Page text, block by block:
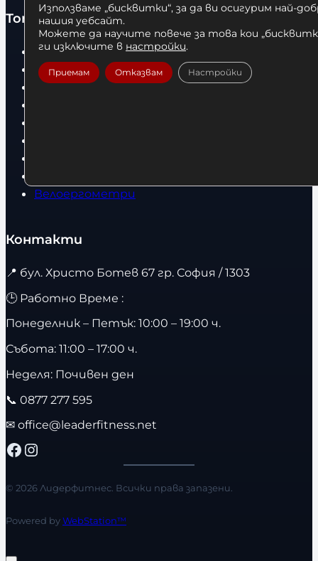
Топ категории
Бокс
Боксови чували
Боксови ръкавици
Велоергометри
Контакти
📍 бул. Христо Ботев 67 гр. София / 1303
🕒 Работно Време :
Понеделник – Петък: 10:00 – 19:00 ч.
Събота: 11:00 – 17:00 ч.
Неделя: Почивен ден
📞 0877 277 595
✉ office@leaderfitness.net
Facebook Instagram
© 2026 Лидерфитнес. Всички права запазени.
Powered byWebStation™
Използваме „бисквитки“, за да ви осигурим най-
нашия уебсайт.
Можете да научите повече за това кои
ги изключите в настройки.
Приемам Отказвам Настройки